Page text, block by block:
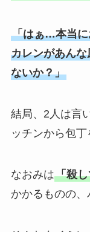
「はぁ…本当に
カレンがあん
ないか？」
結局、2人は言
ッチンから包丁
なおみは「殺
かかるものの、